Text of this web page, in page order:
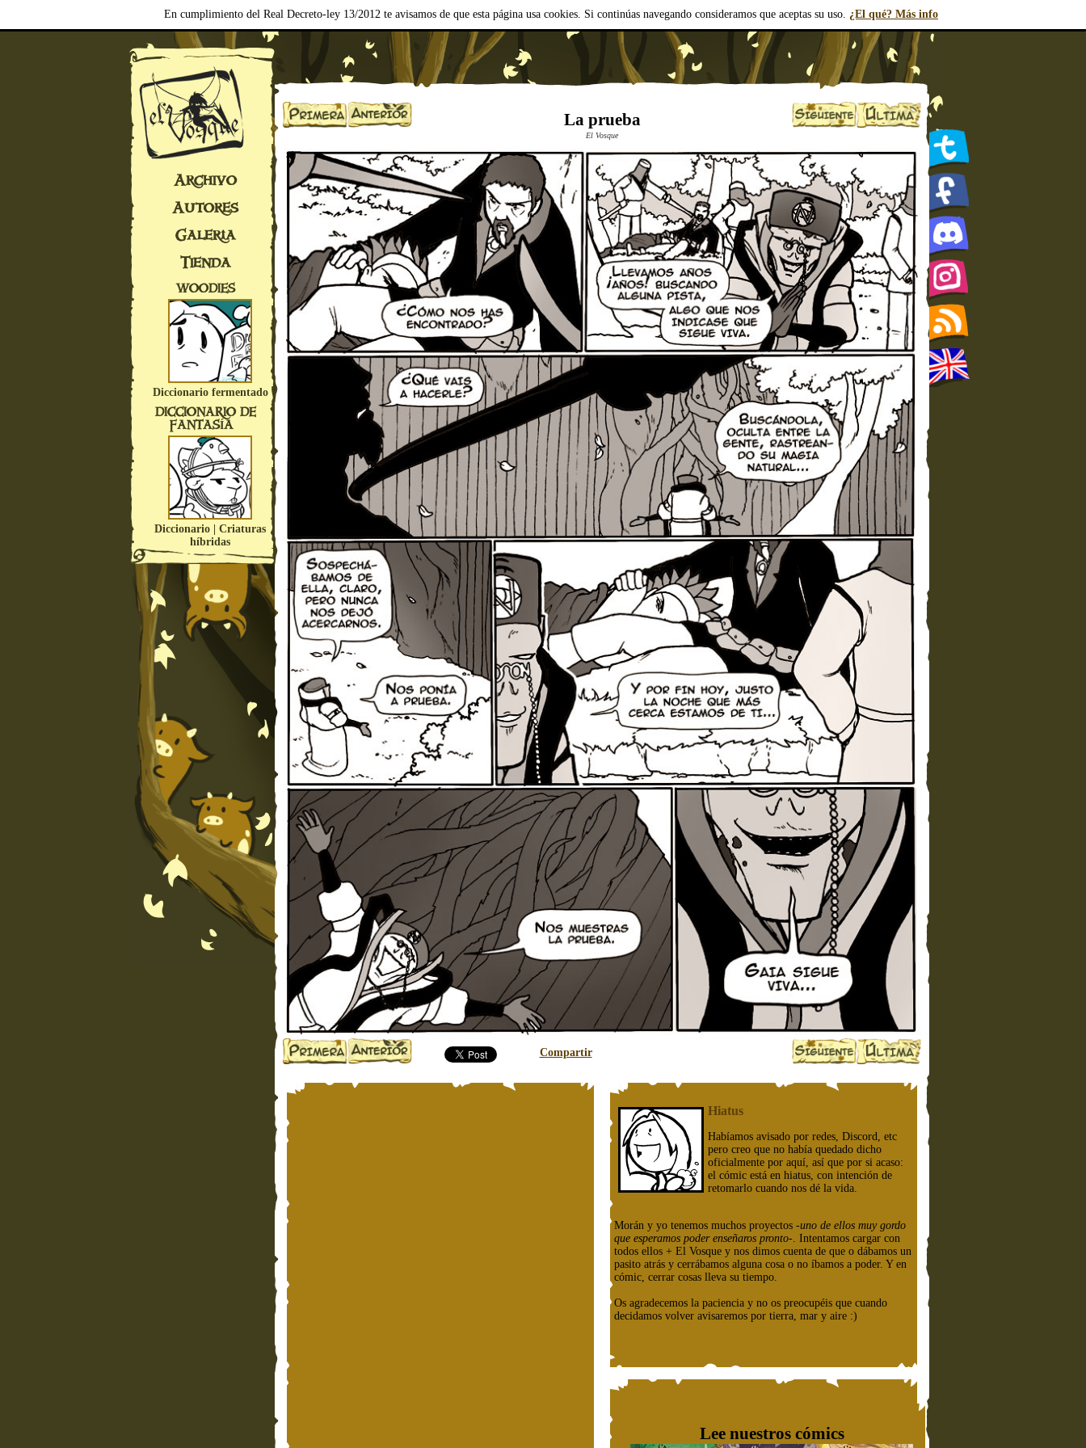
En cumplimiento del Real Decreto-ley 13/2012 te avisamos de que esta página usa cookies. Si continúas navegando consideramos que aceptas su uso. ¿El qué? Más info
Archivo
Autores
Galería
Tienda
WOODIES
Diccionario fermentado
DICCIONARIO DE
FANTASÍA
Diccionario | Criaturas
híbridas
La prueba
El Vosque
Compartir
Hiatus
Habíamos avisado por redes, Discord, etc
pero creo que no había quedado dicho
oficialmente por aquí, así que por si acaso:
el cómic está en hiatus, con intención de
retomarlo cuando nos dé la vida.
Morán y yo tenemos muchos proyectos -uno de ellos muy gordo
que esperamos poder enseñaros pronto-. Intentamos cargar con
todos ellos + El Vosque y nos dimos cuenta de que o dábamos un
pasito atrás y cerrábamos alguna cosa o no íbamos a poder. Y en
cómic, cerrar cosas lleva su tiempo.
Os agradecemos la paciencia y no os preocupéis que cuando
decidamos volver avisaremos por tierra, mar y aire :)
Lee nuestros cómics